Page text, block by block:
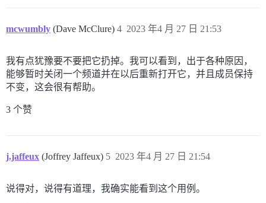
mcwumbly (Dave McClure) 2023 年4 月 27 日 21:53
4
我有点犹豫要不要把它扔掉。我可以看到，出于各种原因，
能够暂时关闭一个频道并在以后重新打开它，并且成员保持
不变，这会很有帮助。
3 个赞
j.jaffeux (Joffrey Jaffeux) 2023 年4 月 27 日 21:54
5
说得对，说得有道理，我确实能看到这个用例。